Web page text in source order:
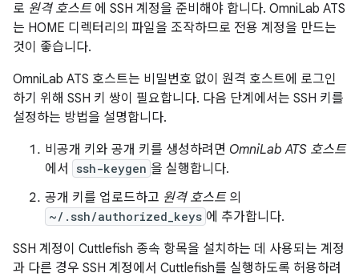
로 원격 호스트에 SSH 계정을 준비해야 합니다. OmniLab ATS
는 HOME 디렉터리의 파일을 조작하므로 전용 계정을 만드는
것이 좋습니다.
OmniLab ATS 호스트는 비밀번호 없이 원격 호스트에 로그인
하기 위해 SSH 키 쌍이 필요합니다. 다음 단계에서는 SSH 키를
설정하는 방법을 설명합니다.
비공개 키와 공개 키를 생성하려면 OmniLab ATS 호스트
에서
ssh-keygen 을 실행합니다.
공개 키를 업로드하고 원격 호스트의
~/.ssh/authorized_keys 에 추가합니다.
SSH 계정이 Cuttlefish 종속 항목을 설치하는 데 사용되는 계정
과 다른 경우 SSH 계정에서 Cuttlefish를 실행하도록 허용하려